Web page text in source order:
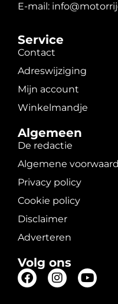
E-mail:
Service
Contact
Adreswijziging
Mijn account
Winkelmandje
Algemeen
De redactie
Algemene
Privacy policy
Cookie policy
Disclaimer
Adverteren
Volg ons